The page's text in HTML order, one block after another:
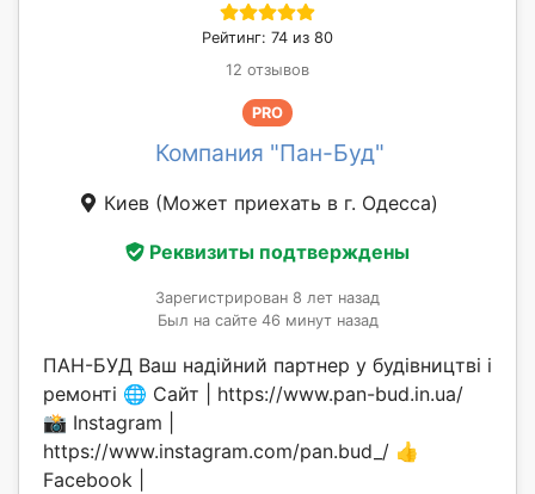
Рейтинг: 74 из 80
12 отзывов
PRO
Компания "Пан-Буд"
Киев (Может приехать в г. Одесса)
Реквизиты подтверждены
Зарегистрирован 8 лет назад
Был на сайте 46 минут назад
ПАН-БУД Ваш надійний партнер у будівництві і
ремонті 🌐 Сайт | https://www.pan-bud.in.ua/
📸 Instagram |
https://www.instagram.com/pan.bud_/ 👍
Facebook |